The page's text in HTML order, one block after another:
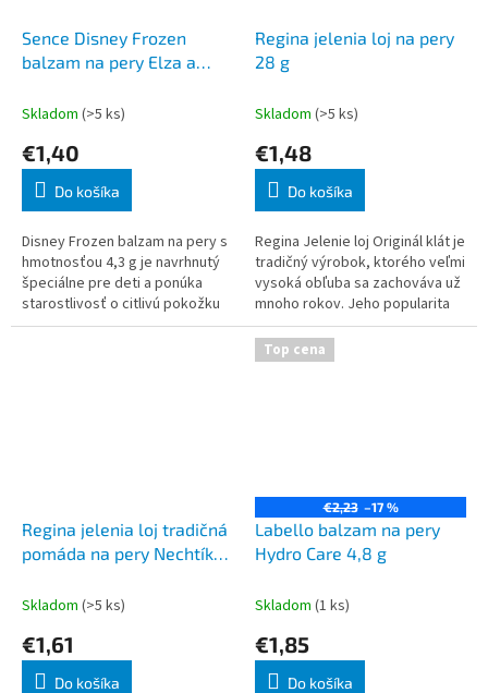
Sence Disney Frozen
balzam na pery Elza a
Skladom (>5 ks)
€1,40
Do košíka
Disney Frozen balzam na pery s
hmotnosťou 4,3 g je navrhnutý
špeciálne pre deti a ponúka
starostlivosť o citlivú pokožku
pier. Tento balzam je dostupný
Regina jelenia loj na pery
28 g
Skladom (>5 ks)
€1,48
Do košíka
Regina Jelenie loj Originál klát je
tradičný výrobok, ktorého veľmi
vysoká obľuba sa zachováva už
mnoho rokov. Jeho popularita
neklesá najmä tým, že si
zachoval svoje jedinečné, pr
Regina jelenia loj tradičná
pomáda na pery Nechtík
Skladom (>5 ks)
€1,61
Do košíka
Top cena
€2,23 –17 %
Labello balzam na pery
Hydro Care 4,8 g
Skladom (1 ks)
€1,85
Do košíka